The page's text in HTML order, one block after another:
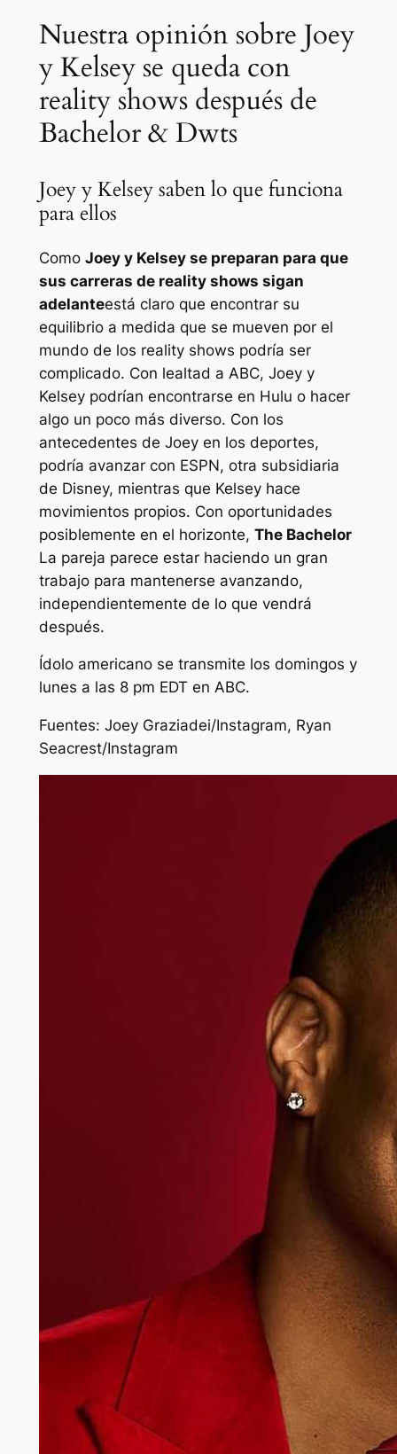
Nuestra opinión sobre Joey
y Kelsey se queda con
reality shows después de
Bachelor & Dwts
Joey y Kelsey saben lo que funciona
para ellos
Como Joey y Kelsey se preparan para que
sus carreras de reality shows sigan
adelanteestá claro que encontrar su
equilibrio a medida que se mueven por el
mundo de los reality shows podría ser
complicado. Con lealtad a ABC, Joey y
Kelsey podrían encontrarse en Hulu o hacer
algo un poco más diverso. Con los
antecedentes de Joey en los deportes,
podría avanzar con ESPN, otra subsidiaria
de Disney, mientras que Kelsey hace
movimientos propios. Con oportunidades
posiblemente en el horizonte, The Bachelor
La pareja parece estar haciendo un gran
trabajo para mantenerse avanzando,
independientemente de lo que vendrá
después.
Ídolo americano se transmite los domingos y
lunes a las 8 pm EDT en ABC.
Fuentes: Joey Graziadei/Instagram, Ryan
Seacrest/Instagram